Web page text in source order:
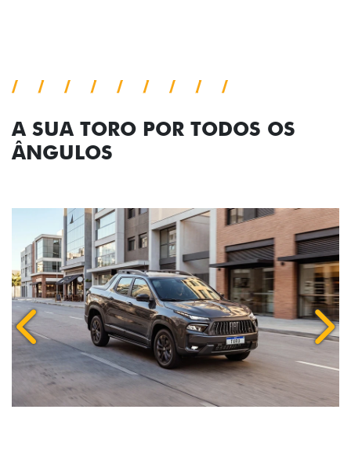
ÂNGULOS
Anterior